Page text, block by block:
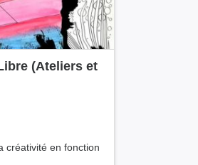
(Ateliers et
créativité en fonction